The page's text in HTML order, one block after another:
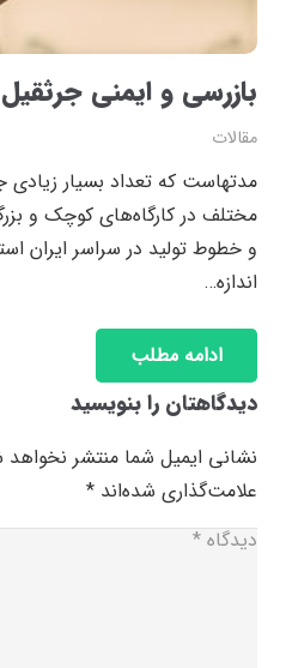
بازرسی و ایمنی جرثقیل
مقالات
مدتهاست که تعداد بسیار زیادی
مختلف در کارگاه‌های کوچک و
و خطوط تولید در سراسر ایران
اندازه…
ادامه مطلب
دیدگاهتان را بنویسید
نشانی ایمیل شما منتشر
علامت‌گذاری شده‌اند *